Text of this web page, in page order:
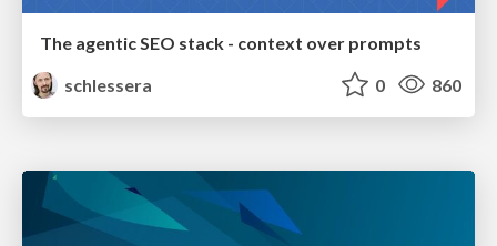
The agentic SEO stack - context over prompts
schlessera
0 860